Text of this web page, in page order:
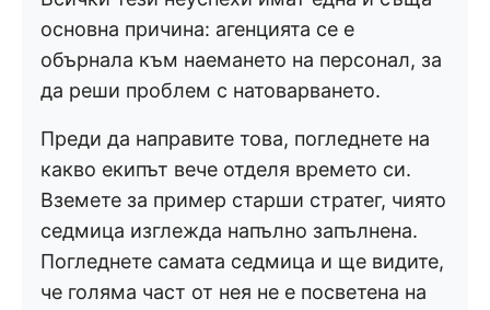
основна причина: агенцията се е
обърнала към наемането на персонал, за
да реши проблем с натоварването.
Преди да направите това, погледнете на
какво екипът вече отделя времето си.
Вземете за пример старши стратег, чиято
седмица изглежда напълно запълнена.
Погледнете самата седмица и ще видите,
че голяма част от нея не е посветена на